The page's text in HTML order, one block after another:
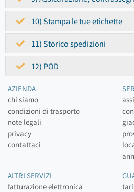
10) Stampa le tue etichette
11) Storico spedizioni
12) POD
AZIENDA
chi siamo
condizioni di trasporto
note legali
privacy
contattaci
ALTRI SERVIZI
fatturazione elettronica